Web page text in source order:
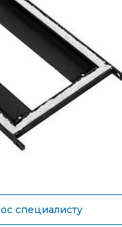
специалисту